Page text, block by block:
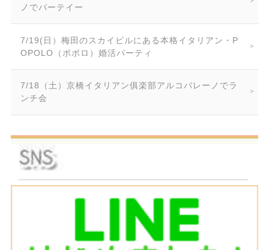
ノでパーテイー
7/19(日）梅田のスカイビルにある本格イタリアン・P
OPOLO（ポポロ）婚活パーティ
7/18（土）京橋イタリアン俱楽部アルコバレーノでラ
ンチ会